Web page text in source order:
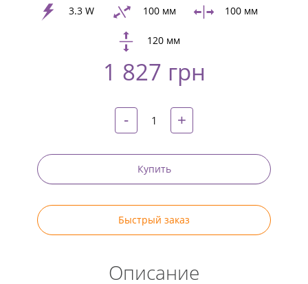
+
Twitter
Pinterest
3.3 W 100 мм 100 мм
120 мм
1 827 грн
- +
Купить
Быстрый заказ
Описание